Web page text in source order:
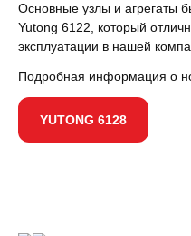
Основные узлы и агрегаты
Yutong 6122, который
эксплуатации в нашей
Подробная информация о
YUTONG 6128